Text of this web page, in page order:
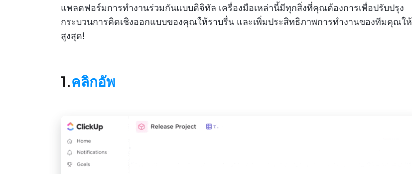
แพลตฟอร์มการทำงานร่วมกันแบบดิจิทัล เครื่องมือเหล่านี้มีทุกสิ่งที่คุณต้องการเพื่อปรับปรุง
กระบวนการคิดเชิงออกแบบของคุณให้ราบรื่น และเพิ่มประสิทธิภาพการทำงานของทีมคุณให้
สูงสุด!
1.คลิกอัพ